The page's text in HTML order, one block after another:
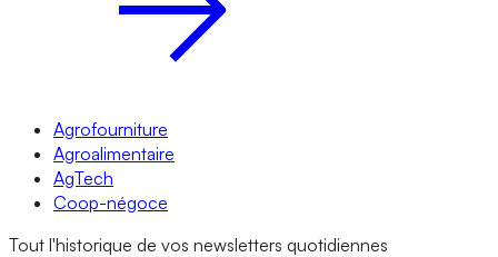
Agrofourniture
Agroalimentaire
AgTech
Coop-négoce
Tout l'historique de vos newsletters quotidiennes